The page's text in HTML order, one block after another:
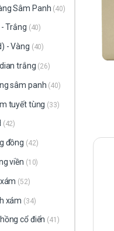
Sâm Panh (40)
Trắng (40)
- Vàng (40)
trắng (26)
sâm panh (40)
tuyết tùng (33)
(42)
đồng (42)
viền (10)
(52)
xám (34)
cổ điển (41)